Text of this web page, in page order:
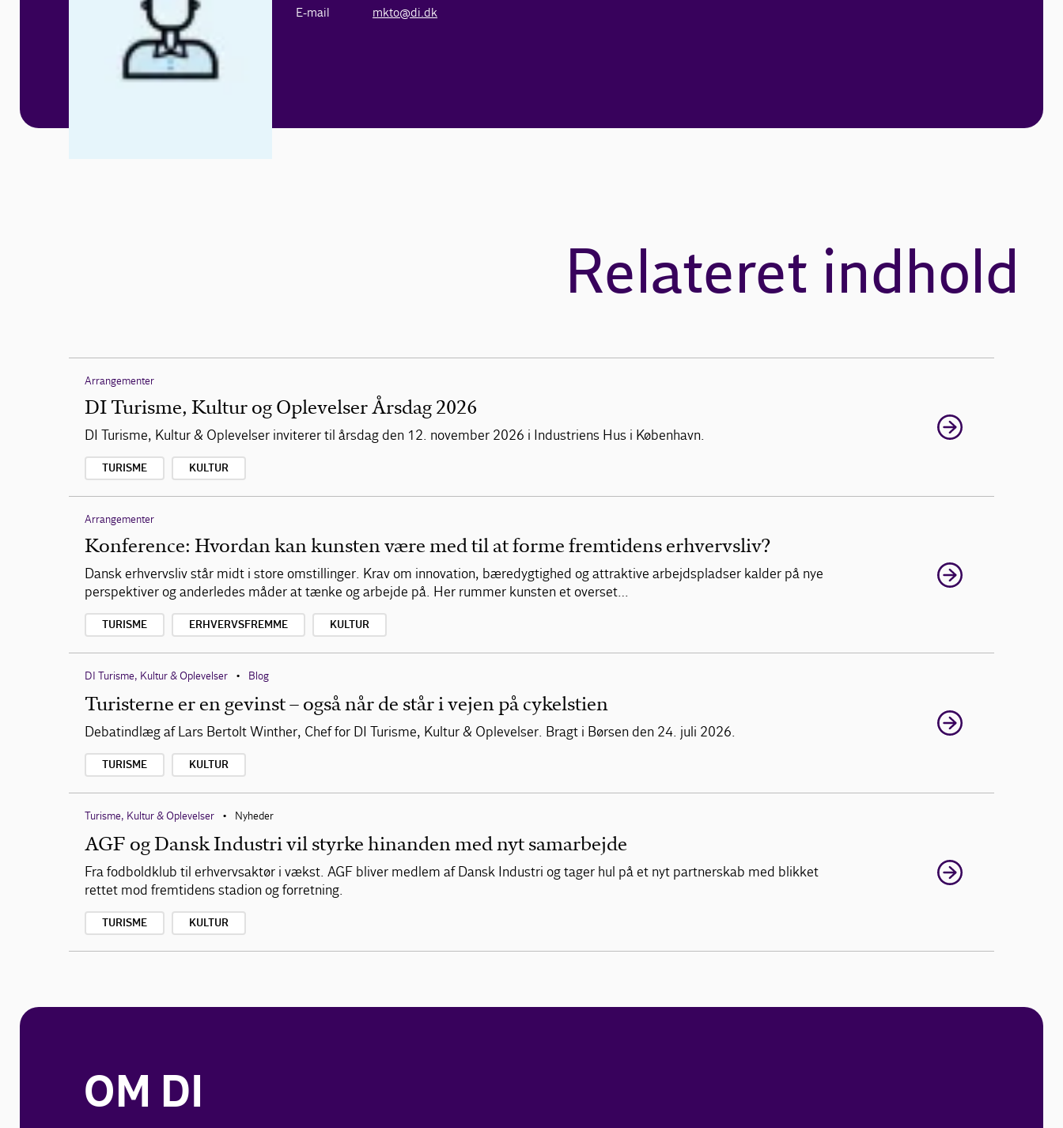
E-mail
mkto@di.dk
Relateret indhold
Arrangementer
DI Turisme, Kultur og Oplevelser Årsdag 2026
DI Turisme, Kultur & Oplevelser inviterer til årsdag den 12. november 2026 i Industriens Hus i København.
TURISME KULTUR
Arrangementer
Konference: Hvordan kan kunsten være med til at forme fremtidens erhvervsliv?
Dansk erhvervsliv står midt i store omstillinger. Krav om innovation, bæredygtighed og attraktive arbejdspladser kalder på nye
perspektiver og anderledes måder at tænke og arbejde på. Her rummer kunsten et overset…
TURISME ERHVERVSFREMME KULTUR
DI Turisme, Kultur & Oplevelser • Blog
Turisterne er en gevinst – også når de står i vejen på cykelstien
Debatindlæg af Lars Bertolt Winther, Chef for DI Turisme, Kultur & Oplevelser. Bragt i Børsen den 24. juli 2026.
TURISME KULTUR
Turisme, Kultur & Oplevelser • Nyheder
AGF og Dansk Industri vil styrke hinanden med nyt samarbejde
Fra fodboldklub til erhvervsaktør i vækst. AGF bliver medlem af Dansk Industri og tager hul på et nyt partnerskab med blikket
rettet mod fremtidens stadion og forretning.
TURISME KULTUR
OM DI